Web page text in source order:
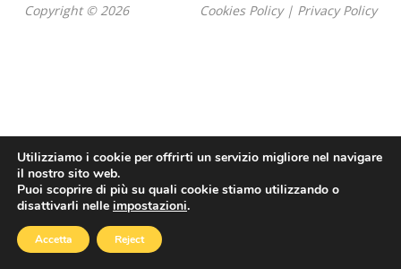
Copyright © 2026 Cookies Policy| Privacy Policy
Utilizziamo i cookie per offrirti un servizio migliore nel navigare
il nostro sito web.
Puoi scoprire di più su quali cookie stiamo utilizzando o
disattivarli nelle impostazioni.
Accetta Reject